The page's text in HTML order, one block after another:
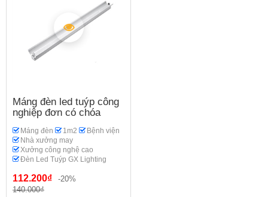
Máng đèn led tuýp công
nghiệp đơn có chóa
Máng đèn 1m2
Bệnh viện
Nhà xưởng may
Xưởng công nghệ cao
Đèn Led Tuýp GX Lighting
112.200₫
-20%
140.000₫